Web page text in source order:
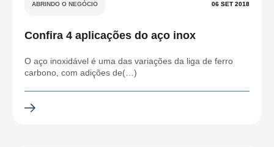
ABRINDO O NEGÓCIO 06 SET 2018
Confira 4 aplicações do aço inox
O aço inoxidável é uma das variações da liga de ferro
carbono, com adições de(…)